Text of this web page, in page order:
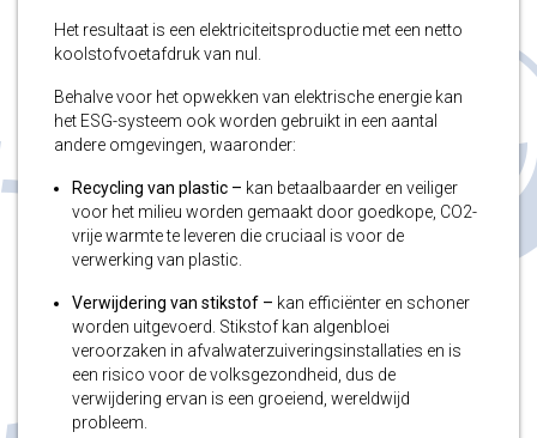
Het resultaat is een elektriciteitsproductie met een netto
koolstofvoetafdruk van nul.
Behalve voor het opwekken van elektrische energie kan
het ESG-systeem ook worden gebruikt in een aantal
andere omgevingen, waaronder:
Recycling van plastic – kan betaalbaarder en veiliger
voor het milieu worden gemaakt door goedkope, CO2-
vrije warmte te leveren die cruciaal is voor de
verwerking van plastic.
Verwijdering van stikstof – kan efficiënter en schoner
worden uitgevoerd. Stikstof kan algenbloei
veroorzaken in afvalwaterzuiveringsinstallaties en is
een risico voor de volksgezondheid, dus de
verwijdering ervan is een groeiend, wereldwijd
probleem.